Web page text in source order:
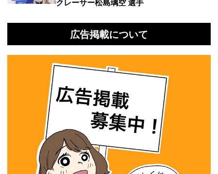
広告掲載について